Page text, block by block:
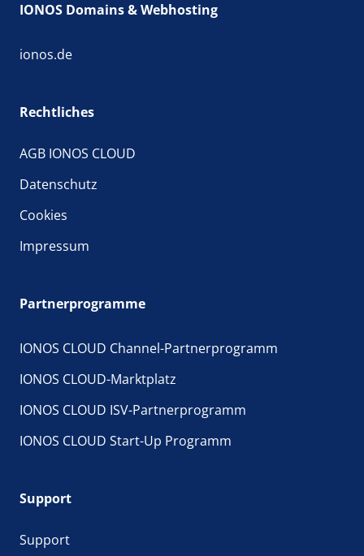
IONOS Domains & Webhosting
ionos.de
Rechtliches
AGB IONOS CLOUD
Datenschutz
Cookies
Impressum
Partnerprogramme
IONOS CLOUD Channel-Partnerprogramm
IONOS CLOUD-Marktplatz
IONOS CLOUD ISV-Partnerprogramm
IONOS CLOUD Start-Up Programm
Support
Support